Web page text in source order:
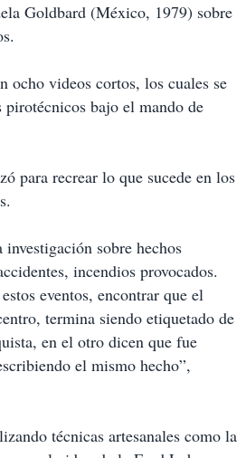
Goldbard (México, 1979) sobre
ocho videos cortos, los cuales se
bajo el mando de
para recrear lo que sucede en los
sobre hechos
incendios provocados.
eventos, encontrar que el
termina siendo etiquetado de
en el otro dicen que fue
el mismo hecho”,
técnicas artesanales como la